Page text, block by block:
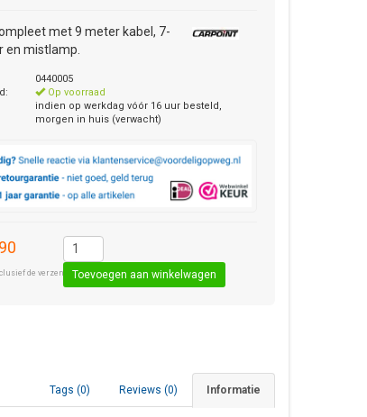
met 9 meter kabel, 7-
en mistlamp.
0440005
Op voorraad
indien op werkdag vóór 16 uur besteld,
morgen in huis (verwacht)
de verzendkosten € 8,50 (standaard pakket).
Informatie
Reviews (0)
Tags (0)